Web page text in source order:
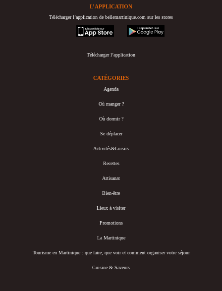
L’APPLICATION
Télécharger l’application de bellemartinique.com sur les stores
appstore
googleplay
Télécharger l’application
CATÉGORIES
Agenda
Où manger ?
Où dormir ?
Se déplacer
Activités&Loisirs
Recettes
Artisanat
Bien-être
Lieux à visiter
Promotions
La Martinique
Tourisme en Martinique : que faire, que voir et comment organiser votre séjour
Cuisine & Saveurs